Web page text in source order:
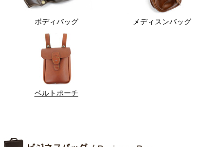
ボディバッグ メディスンバッグ
ベルトポーチ